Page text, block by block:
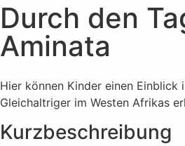
Durch den
Aminata
Hier können Kinder einen Einblick
Gleichaltriger im Westen Afrikas
Kurzbeschreibung